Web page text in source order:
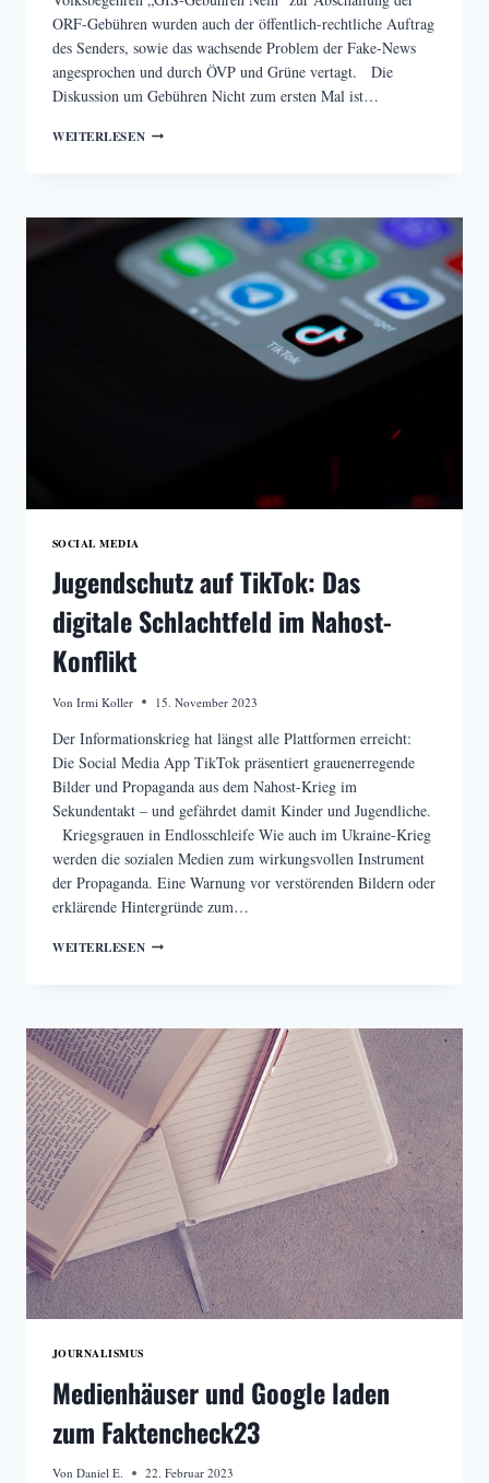
ORF-Gebühren wurden auch der öffentlich-rechtliche Auftrag
des Senders, sowie das wachsende Problem der Fake-News
angesprochen und durch ÖVP und Grüne vertagt. Die
Diskussion um Gebühren Nicht zum ersten Mal ist…
WEITERLESENVERTAGUNG
NEIN“
UND
OPPOSITIONS-
FORDERUNGEN
SOCIAL MEDIA
Jugendschutz auf TikTok: Das
digitale Schlachtfeld im Nahost-
Konflikt
Von Irmi Koller 15. November 2023
Der Informationskrieg hat längst alle Plattformen erreicht:
Die Social Media App TikTok präsentiert grauenerregende
Bilder und Propaganda aus dem Nahost-Krieg im
Sekundentakt – und gefährdet damit Kinder und Jugendliche.
Kriegsgrauen in Endlosschleife Wie auch im Ukraine-Krieg
werden die sozialen Medien zum wirkungsvollen Instrument
der Propaganda. Eine Warnung vor verstörenden Bildern oder
erklärende Hintergründe zum…
WEITERLESENJUGENDSCHUTZ
SCHLACHTFELD
IM
NAHOST-
KONFLIKT
JOURNALISMUS
Medienhäuser und Google laden
zum Faktencheck23
Von Daniel E. 22. Februar 2023